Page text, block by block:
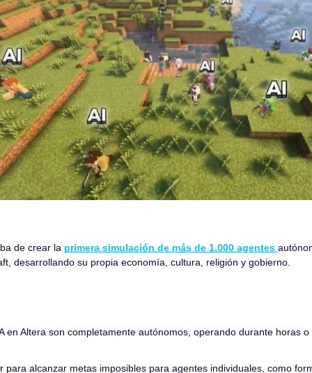
de crear la primera simulación de más de 1.000 agentes
desarrollando su propia economía, cultura, religión y gobierno.
en Altera son completamente autónomos, operando durante horas
para alcanzar metas imposibles para agentes individuales, como